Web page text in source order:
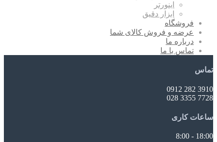
اینورتر
ابزار دقیق
فروشگاه
عرضه و فروش کالای شما
درباره ما
تماس با ما
تماس
3910 282 0912
7728 3355 028
ساعات کاری
18:00 - 8:00